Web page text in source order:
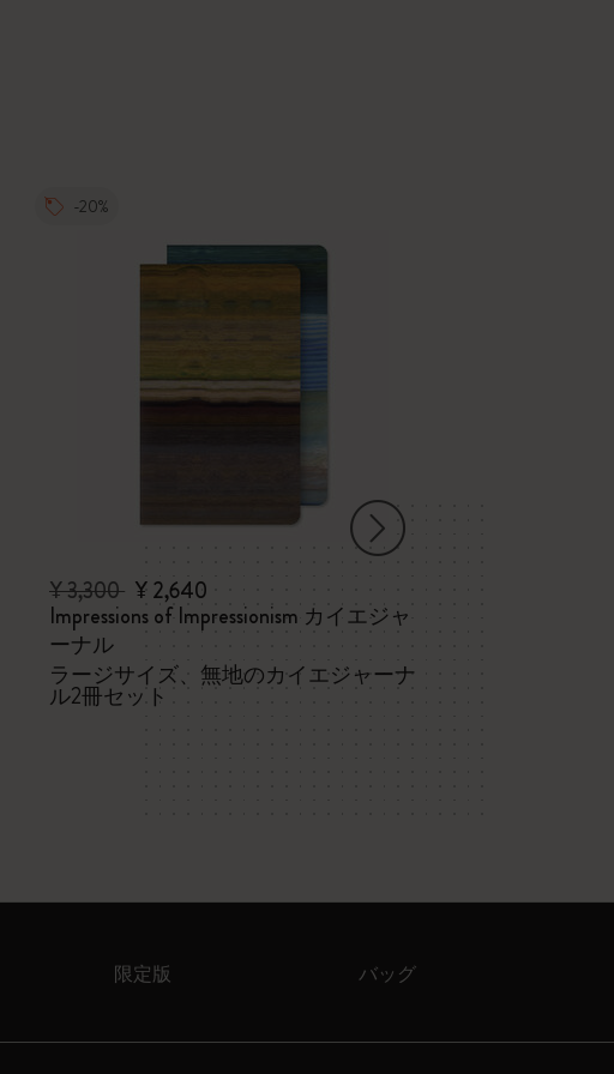
-20%
¥ 3,300 ¥ 2,640
Impressions of Impressionism カイエジャ
ーナル
ラージサイズ、無地のカイエジャーナ
ル2冊セット
限定版 バッグ